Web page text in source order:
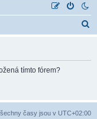
tímto fórem?
časy jsou v UTC+02:00